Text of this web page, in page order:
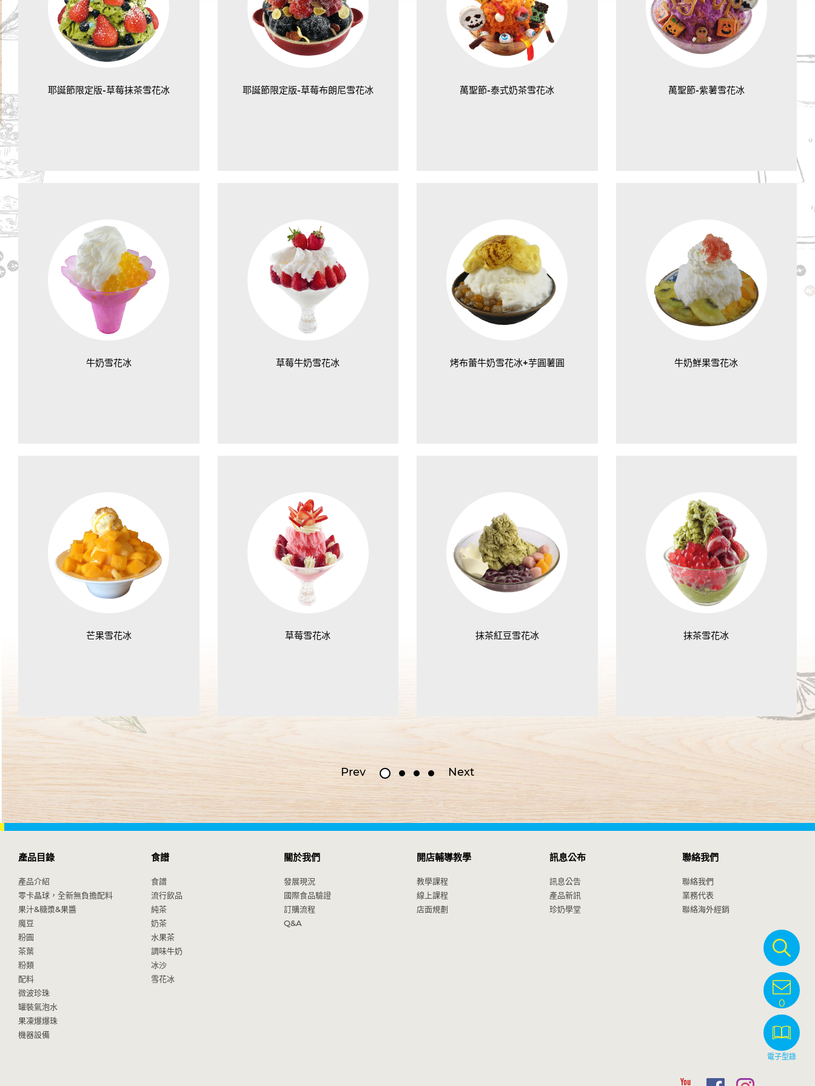
0
電子型錄
耶誕節限定版-草莓抹茶雪花冰 耶誕節限定版-草莓布朗尼雪花冰 萬聖節-泰式奶茶雪花冰 萬聖節-紫薯雪花冰
牛奶雪花冰 草莓牛奶雪花冰 烤布蕾牛奶雪花冰+芋圓薯圓 牛奶鮮果雪花冰
芒果雪花冰 草莓雪花冰 抹茶紅豆雪花冰 抹茶雪花冰
Prev Next
產品目錄
產品介紹
零卡晶球，全新無負擔配料
果汁&糖漿&果醬
魔豆
粉圓
茶葉
粉類
配料
微波珍珠
罐裝氣泡水
果凍爆爆珠
機器設備
食譜
食譜
流行飲品
純茶
奶茶
水果茶
調味牛奶
冰沙
雪花冰
關於我們
發展現況
國際食品驗證
訂購流程
Q&A
開店輔導教學
教學課程
線上課程
店面規劃
訊息公布
訊息公告
產品新訊
珍奶學堂
聯絡我們
聯絡我們
業務代表
聯絡海外經銷